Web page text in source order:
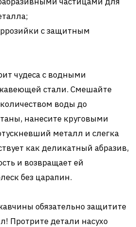
с защитным
чудеса с водными
стали. Смешайте
воды до
нанесите круговыми
металл и слегка
как деликатный абразив,
и возвращает ей
без царапин.
обязательно защитите
Протрите детали насухо